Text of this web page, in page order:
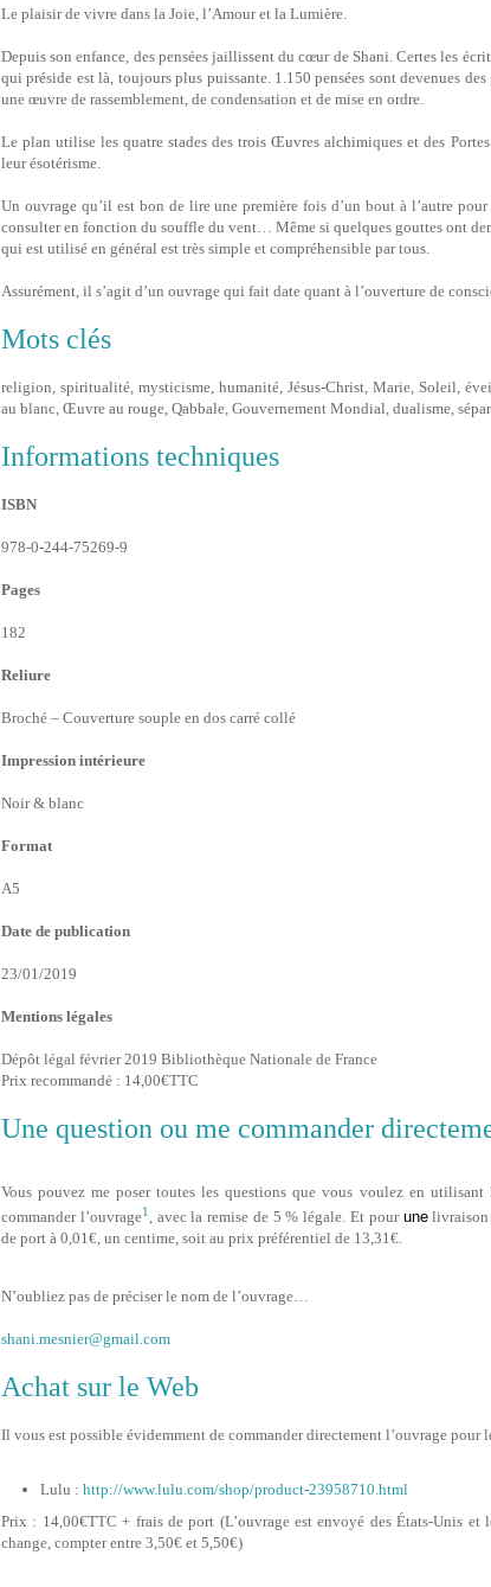
Le plaisir de vivre dans la Joie, l’Amour et la Lumière.
Depuis son enfance, des pensées jaillissent du cœur de Shani. Certes les
qui préside est là, toujours plus puissante. 1.150 pensées sont devenues
une œuvre de rassemblement, de condensation et de mise en ordre.
Le plan utilise les quatre stades des trois Œuvres alchimiques et des
leur ésotérisme.
Un ouvrage qu’il est bon de lire une première fois d’un bout à l’autre
consulter en fonction du souffle du vent… Même si quelques gouttes ont
qui est utilisé en général est très simple et compréhensible par tous.
Assurément, il s’agit d’un ouvrage qui fait date quant à l’ouverture de
Mots clés
religion, spiritualité, mysticisme, humanité, Jésus-Christ, Marie, Soleil,
au blanc, Œuvre au rouge, Qabbale, Gouvernement Mondial, dualisme,
Informations techniques
ISBN
978-0-244-75269-9
Pages
182
Reliure
Broché – Couverture souple en dos carré collé
Impression intérieure
Noir & blanc
Format
A5
Date de publication
23/01/2019
Mentions légales
Dépôt légal février 2019 Bibliothèque Nationale de France
Prix recommandé : 14,00€TTC
Une question ou me commander
Vous pouvez me poser toutes les questions que vous voulez en utilisant
commander l’ouvrage1 , avec la remise de 5 % légale. Et pour unelivraison
de port à 0,01€, un centime, soit au prix préférentiel de 13,31€.
N’oubliez pas de préciser le nom de l’ouvrage…
shani.mesnier@gmail.com
Achat sur le Web
Il vous est possible évidemment de commander directement l’ouvrage pour
Lulu : http://www.lulu.com/shop/product-23958710.html
Prix : 14,00€TTC + frais de port (L’ouvrage est envoyé des États-Unis
change, compter entre 3,50€ et 5,50€)